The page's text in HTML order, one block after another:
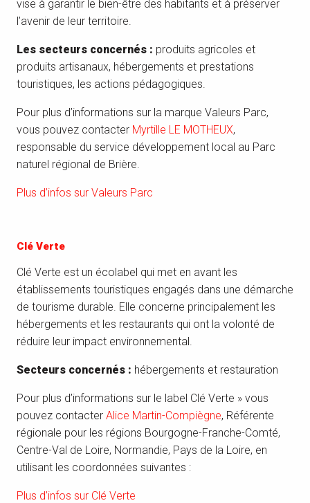
vise à garantir le bien-être des habitants et à préserver
l’avenir de leur territoire.
Les secteurs concernés : produits agricoles et
produits artisanaux, hébergements et prestations
touristiques, les actions pédagogiques.
Pour plus d’informations sur la marque Valeurs Parc,
vous pouvez contacter Myrtille LE MOTHEUX,
responsable du service développement local au Parc
naturel régional de Brière.
Plus d’infos sur Valeurs Parc
Clé Verte
Clé Verte est un écolabel qui met en avant les
établissements touristiques engagés dans une démarche
de tourisme durable. Elle concerne principalement les
hébergements et les restaurants qui ont la volonté de
réduire leur impact environnemental.
Secteurs concernés : hébergements et restauration
Pour plus d’informations sur le label Clé Verte » vous
pouvez contacter Alice Martin-Compiègne, Référente
régionale pour les régions Bourgogne-Franche-Comté,
Centre-Val de Loire, Normandie, Pays de la Loire, en
utilisant les coordonnées suivantes :
Plus d’infos sur Clé Verte